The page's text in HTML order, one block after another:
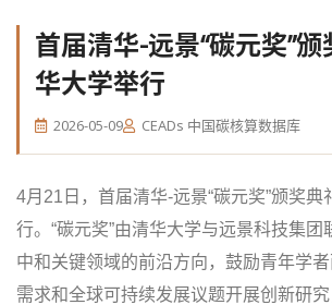
首届清华-远景“碳元奖”
华大学举行
2026-05-09 CEADs 中国碳核算数据库
4月21日，首届清华-远景“碳元奖”颁奖典
行。“碳元奖”由清华大学与远景科技集团
中和关键领域的前沿方向，鼓励青年学
需求和全球可持续发展议题开展创新研究